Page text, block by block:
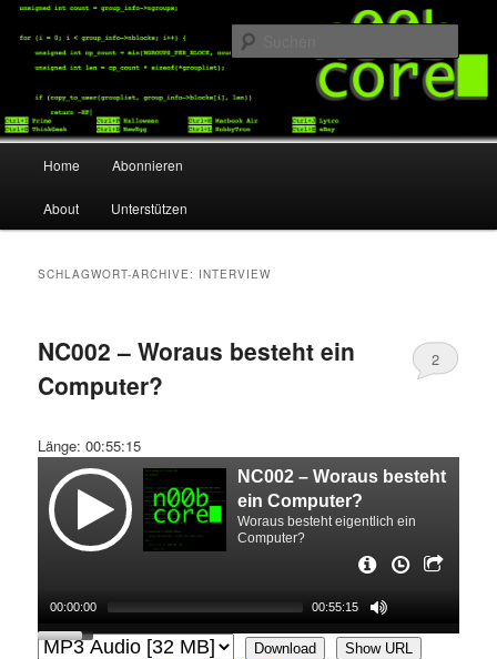
noobcore
Die Welt der Computer aus Sicht Normalsterblicher.
Zum Inhalt wechseln
Zum sekundären Inhalt wechseln
Home Abonnieren
About Unterstützen
SCHLAGWORT-ARCHIVE: INTERVIEW
NC002 – Woraus besteht ein
Computer?
2
Länge: 00:55:15
NC002 – Woraus besteht
ein Computer?
Woraus besteht eigentlich ein
Computer?
In der zweiten Folge geht es um die Frage, woraus ein Computer
eigentlich besteht.
Komponenten des Innenlebens an.
00:00:00 00:55:15
Download Show URL